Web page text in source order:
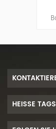
HEISSE TAGS